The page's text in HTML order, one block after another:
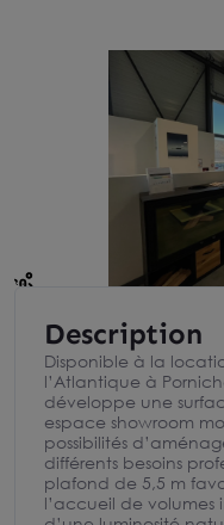
Description
Disponible à la
l’Atlantique à
développe une
espace showroom
possibilités
différents besoins
plafond de 5,5 m
l’accueil de volumes